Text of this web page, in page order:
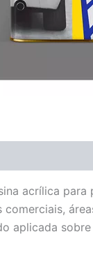
acrílica
comerciais,
aplicada